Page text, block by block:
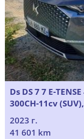
Ds DS 7 7 E-
300CH-11cv
2023 г.
41 601 km